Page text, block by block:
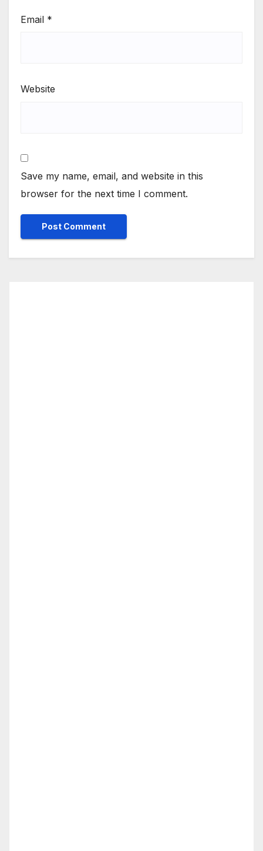
Email *
Website
Save my name, email, and website in this
browser for the next time I comment.